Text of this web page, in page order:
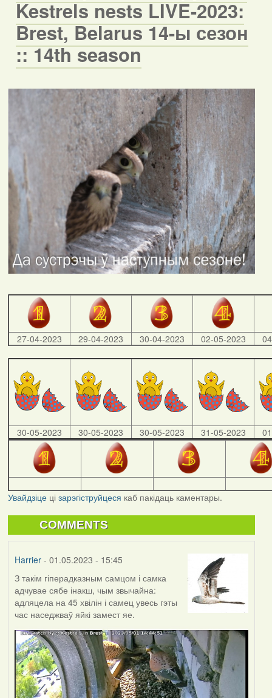
Kestrels nests LIVE-2023:
Brest, Belarus 14-ы сезон
:: 14th season
27-04-2023 29-04-2023 30-04-2023 02-05-2023
30-05-2023 30-05-2023 30-05-2023 31-05-2023
Увайдзіцеці зарэгіструйцеся каб пакідаць каментары.
COMMENTS
Harrier- 01.05.2023 - 15:45
З такім гіперадказным самцом і самка
адчувае сябе інакш, чым звычайна:
адляцела на 45 хвілін і самец увесь гэты
час наседжваў яйкі замест яе.